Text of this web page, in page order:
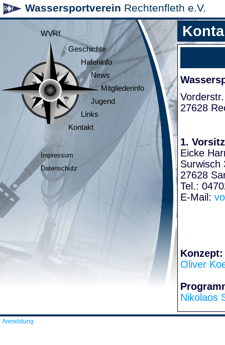
Wassersportverein Rechtenfleth e.V.
WVRf
Geschichte
Hafeninfo
News
Mitgliederinfo
Jugend
Links
Kontakt
Impressum
Datenschutz
27628
1.
Eicke
Surwisch
27628
Tel.:
E-Mail:
Konzept:
Oliver
Nikolaos
Anmeldung